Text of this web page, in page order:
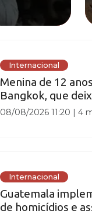
Internacional
Menina de 12
Bangkok, que
08/08/2026 11:20 |4
Internacional
Guatemala
de homicídios e